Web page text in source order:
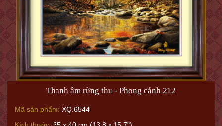
Thanh âm rừng thu - Phong cảnh 212
Mã sản phẩm: XQ.6544